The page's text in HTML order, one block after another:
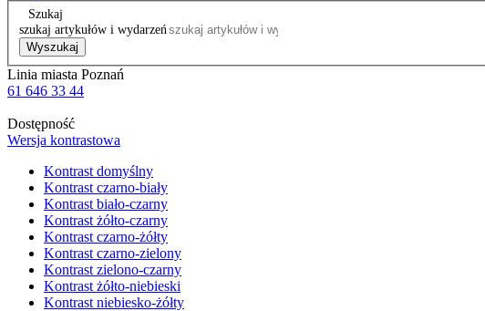
Szukaj
szukaj artykułów i wydarzeń
Wyszukaj
Linia miasta Poznań
61 646 33 44
Dostępność
Wersja kontrastowa
Kontrast domyślny
Kontrast czarno-biały
Kontrast biało-czarny
Kontrast żółto-czarny
Kontrast czarno-żółty
Kontrast czarno-zielony
Kontrast zielono-czarny
Kontrast żółto-niebieski
Kontrast niebiesko-żółty